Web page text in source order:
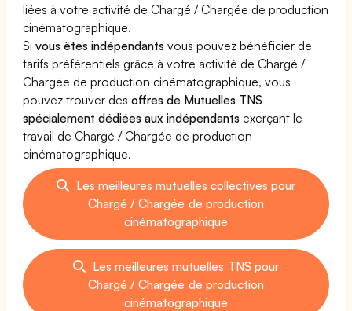
liées à votre activité de Chargé / Chargée de production
cinématographique.
Sivous êtes indépendants vous pouvez bénéficier de
tarifs préférentiels grâce à votre activité de Chargé /
Chargée de production cinématographique, vous
pouvez trouver desoffres de Mutuelles TNS
spécialement dédiées aux indépendants exerçant le
travail de Chargé / Chargée de production
cinématographique.
Les meilleures mutuelles collectives pour
Chargé / Chargée de production
cinématographique
Les meilleures mutuelles TNS pour
Chargé / Chargée de production
cinématographique